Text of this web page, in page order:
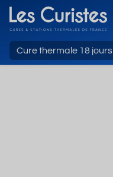
Cure thermale 18 jours